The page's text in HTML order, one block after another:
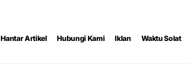
Hantar Artikel Hubungi Kami Iklan Waktu Solat